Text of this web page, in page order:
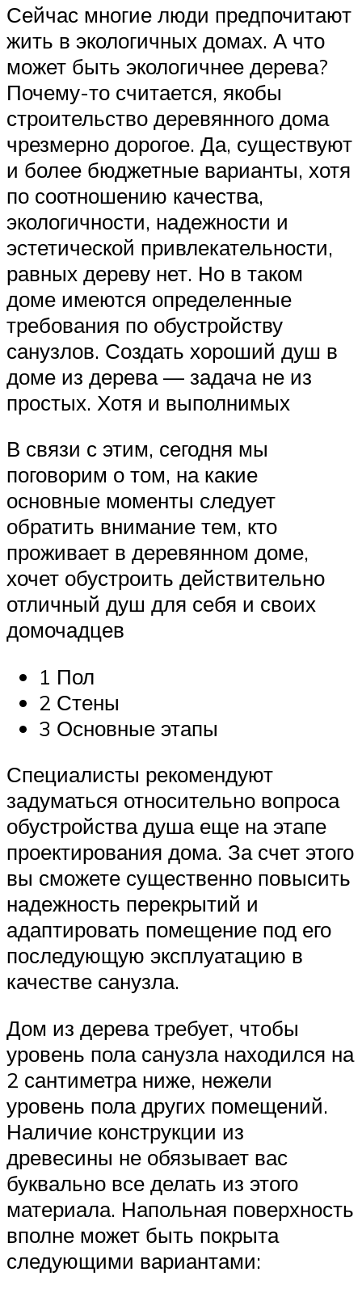
Сейчас многие люди предпочитают
жить в экологичных домах. А что
может быть экологичнее дерева?
Почему-то считается, якобы
строительство деревянного дома
чрезмерно дорогое. Да, существуют
и более бюджетные варианты, хотя
по соотношению качества,
экологичности, надежности и
эстетической привлекательности,
равных дереву нет. Но в таком
доме имеются определенные
требования по обустройству
санузлов. Создать хороший душ в
доме из дерева — задача не из
простых. Хотя и выполнимых
В связи с этим, сегодня мы
поговорим о том, на какие
основные моменты следует
обратить внимание тем, кто
проживает в деревянном доме,
хочет обустроить действительно
отличный душ для себя и своих
домочадцев
1 Пол
2 Стены
3 Основные этапы
Специалисты рекомендуют
задуматься относительно вопроса
обустройства душа еще на этапе
проектирования дома. За счет этого
вы сможете существенно повысить
надежность перекрытий и
адаптировать помещение под его
последующую эксплуатацию в
качестве санузла.
Дом из дерева требует, чтобы
уровень пола санузла находился на
2 сантиметра ниже, нежели
уровень пола других помещений.
Наличие конструкции из
древесины не обязывает вас
буквально все делать из этого
материала. Напольная поверхность
вполне может быть покрыта
следующими вариантами: